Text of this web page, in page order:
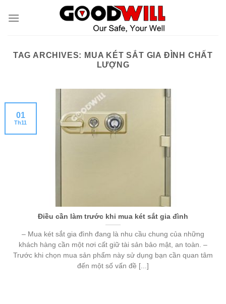
TAG ARCHIVES: MUA KÉT SẮT GIA ĐÌNH CHẤT
LƯỢNG
Điều cần làm trước khi mua két sắt gia đình
– Mua két sắt gia đình đang là nhu cầu chung của những
khách hàng cần một nơi cất giữ tài sản bảo mật, an toàn. –
Trước khi chọn mua sản phẩm này sử dụng bạn cần quan tâm
đến một số vấn đề [...]
01
Th11